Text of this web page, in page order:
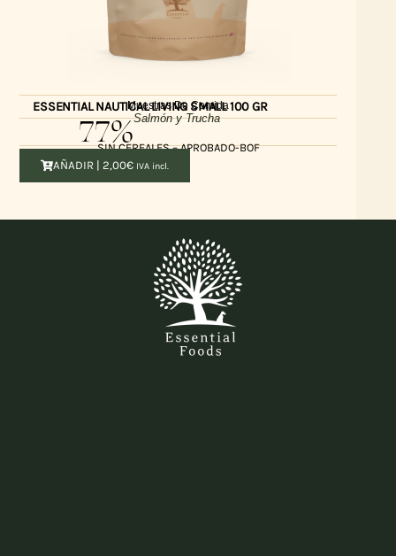
Muestras De Comida
ESSENTIAL NAUTICAL LIVING SMALL 100 GR
77%Salmón y Trucha
SIN CEREALES – APROBADO-BOF
AÑADIR | 2,00€ IVA incl.